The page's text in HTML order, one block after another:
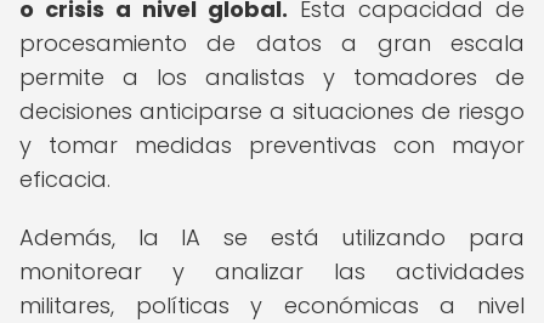
o crisis a nivel global. Esta capacidad de
procesamiento de datos a gran escala
permite a los analistas y tomadores de
decisiones anticiparse a situaciones de riesgo
y tomar medidas preventivas con mayor
eficacia.
Además, la IA se está utilizando para
monitorear y analizar las actividades
militares, políticas y económicas a nivel